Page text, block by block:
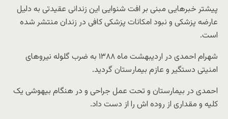
پیشتر خبرهایی مبنی بر افت شنوایی این زندانی عقیدتی به دلیل
عارضه پزشکی و نبود امکانات پزشکی کافی در زندان منتشر شده
است.
شهرام احمدی ﺩﺭ ﺍﺭﺩﻳﺒﻬﺸﺖ ﻣﺎﻩ ١٣٨٨ به ضرب گلوله نیروهای
امنیتی دستگیر و ﻋﺎﺯﻡ ﺑﻴﻤﺎﺭﺳﺘﺎﻥ ﮔﺮﺩﻳﺪ.
احمدی در بیمارستان و تحت عمل جراحی و در هنگام بیهوشی یک
کلیه و مقداری از روده اش را از دست داد.